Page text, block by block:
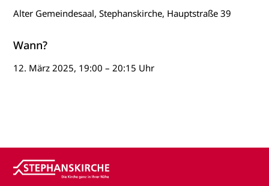
Alter Gemeindesaal, Stephanskirche, Hauptstraße 39
Wann?
12. März 2025, 19:00 – 20:15 Uhr